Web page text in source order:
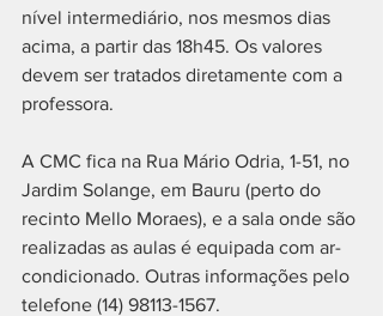
nível intermediário, nos mesmos dias
acima, a partir das 18h45. Os valores
devem ser tratados diretamente com a
professora.
A CMC fica na Rua Mário Odria, 1-51, no
Jardim Solange, em Bauru (perto do
recinto Mello Moraes), e a sala onde são
realizadas as aulas é equipada com ar-
condicionado. Outras informações pelo
telefone (14) 98113-1567.